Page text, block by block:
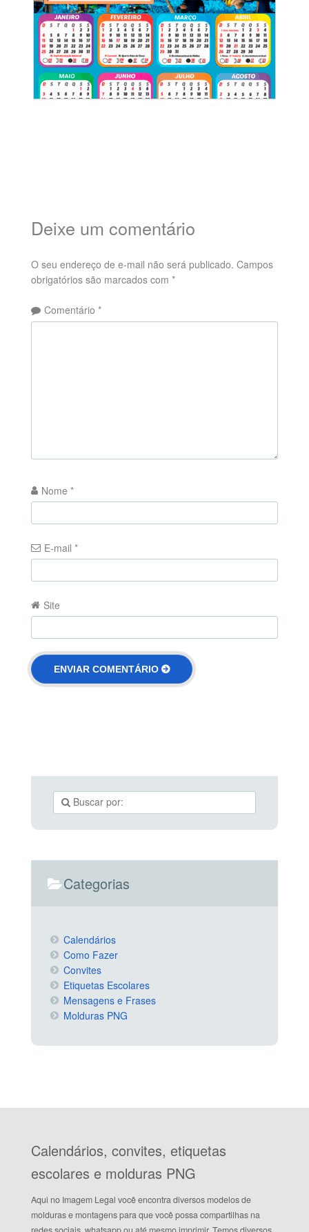
Deixe um comentário
O seu endereço de e-mail não será publicado. Campos
obrigatórios são marcados com *
Comentário *
Nome *
E-mail *
Site
Categorias
Calendários
Como Fazer
Convites
Etiquetas Escolares
Mensagens e Frases
Molduras PNG
Calendários, convites, etiquetas
escolares e molduras PNG
Aqui no Imagem Legal você encontra diversos modelos de
molduras e montagens para que você possa compartilhas na